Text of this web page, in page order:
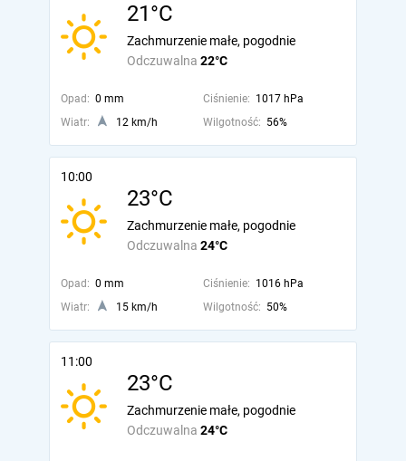
21°C
Odczuwalna 22°C
Zachmurzenie małe, pogodnie
Opad: 0 mm Ciśnienie: 1017 hPa
Wiatr:
12 km/h Wilgotność: 56%
10:00
23°C
Odczuwalna 24°C
Zachmurzenie małe, pogodnie
Opad: 0 mm Ciśnienie: 1016 hPa
Wiatr:
15 km/h Wilgotność: 50%
11:00
23°C
Odczuwalna 24°C
Zachmurzenie małe, pogodnie